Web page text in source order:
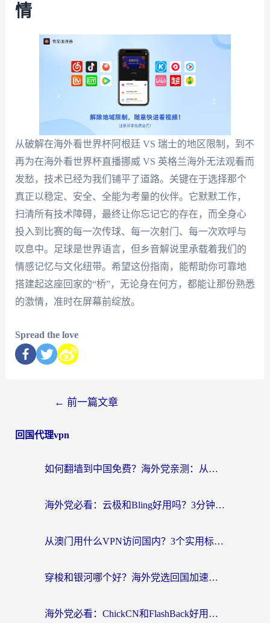
情
从破解在海外看世界杯阿根廷 VS 瑞士的地区限制，到不
再为在海外看世界杯直播挪威 VS 英格兰海外无法观看而
发愁，技术已经为我们铺平了道路。关键在于选择那个
真正以稳定、安全、全能为考量的伙伴。它默默工作，
扫清所有技术障碍，最终让你忘记它的存在，而全身心
投入到比赛的每一次传球、每一次射门、每一次欢呼与
叹息中。足球是世界语言，但乡音解说里承载着我们的
情感记忆与文化纽带。希望这份指南，能帮助你可靠地
搭建起这座回家的“桥”，无论身在何方，都能让那份熟悉
的激情，准时在屏幕前绽放。
Spread the love
← 前一篇文章
回国代理vpn
如何翻墙到中国免费？海外党亲测：从踩坑到选对加速器的全攻略
海外党必看：云极和Bling好用吗？3分钟教你选对回国加速器
从澳门用什么VPN访问国内？3个实用标准帮你避开坑，无缝刷剧听歌
穿梭和银河哪个好？海外党选回国加速器的避坑指南，附番茄加速器实测体验
海外党必看：ChickCN和FlashBack好用吗？3招教你选对回国加速器（附云极、HomeCN、斧牛vs艾果对比）